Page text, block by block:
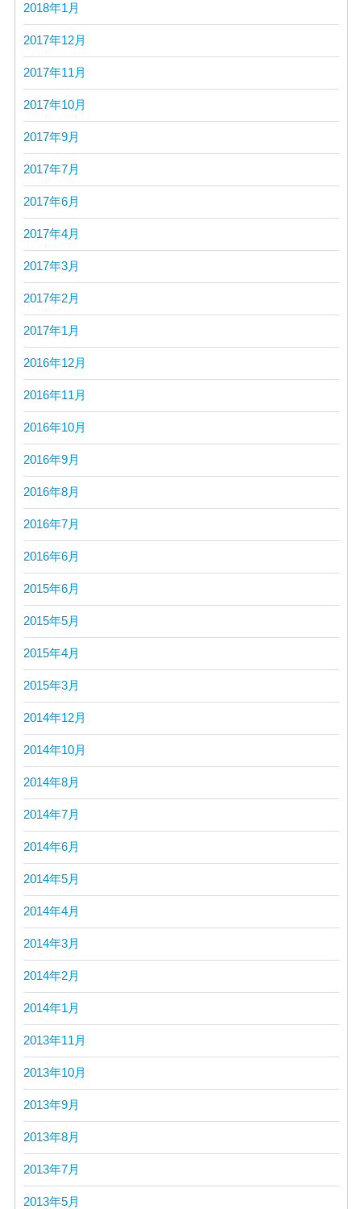
2018年1月
2017年12月
2017年11月
2017年10月
2017年9月
2017年7月
2017年6月
2017年4月
2017年3月
2017年2月
2017年1月
2016年12月
2016年11月
2016年10月
2016年9月
2016年8月
2016年7月
2016年6月
2015年6月
2015年5月
2015年4月
2015年3月
2014年12月
2014年10月
2014年8月
2014年7月
2014年6月
2014年5月
2014年4月
2014年3月
2014年2月
2014年1月
2013年11月
2013年10月
2013年9月
2013年8月
2013年7月
2013年5月